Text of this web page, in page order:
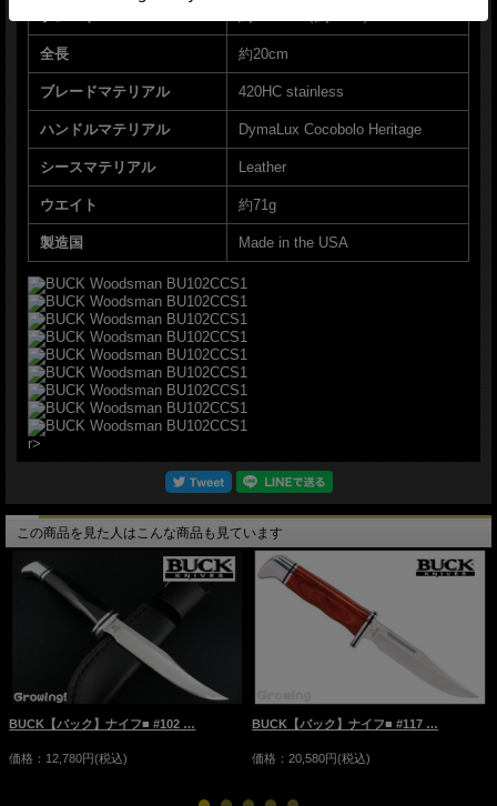
全長 約20cm
ブレードマテリアル 420HC stainless
ハンドルマテリアル DymaLux Cocobolo Heritage
シースマテリアル Leather
ウエイト 約71g
製造国 Made in the USA
r>
この商品を見た人はこんな商品も見ています
BUCK【バック】ナイフ■ #102 …
価格：12,780円(税込)
BUCK【バック】ナイフ■ #117 …
価格：20,580円(税込)